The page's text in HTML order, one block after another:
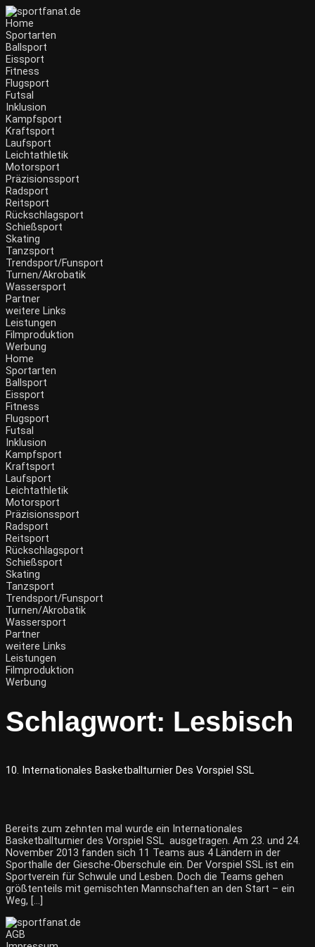
Home
Sportarten
Ballsport
Eissport
Fitness
Flugsport
Futsal
Inklusion
Kampfsport
Kraftsport
Laufsport
Leichtathletik
Motorsport
Präzisionssport
Radsport
Reitsport
Rückschlagsport
Schießsport
Skating
Tanzsport
Trendsport/Funsport
Turnen/Akrobatik
Wassersport
Partner
weitere Links
Leistungen
Filmproduktion
Werbung
Home
Sportarten
Ballsport
Eissport
Fitness
Flugsport
Futsal
Inklusion
Kampfsport
Kraftsport
Laufsport
Leichtathletik
Motorsport
Präzisionssport
Radsport
Reitsport
Rückschlagsport
Schießsport
Skating
Tanzsport
Trendsport/Funsport
Turnen/Akrobatik
Wassersport
Partner
weitere Links
Leistungen
Filmproduktion
Werbung
Schlagwort: Lesbisch
10. Internationales Basketballturnier Des Vorspiel SSL
Bereits zum zehnten mal wurde ein Internationales
Basketballturnier des Vorspiel SSL ausgetragen. Am 23. und 24.
November 2013 fanden sich 11 Teams aus 4 Ländern in der
Sporthalle der Giesche-Oberschule ein. Der Vorspiel SSL ist ein
Sportverein für Schwule und Lesben. Doch die Teams gehen
größtenteils mit gemischten Mannschaften an den Start – ein
Weg, […]
AGB